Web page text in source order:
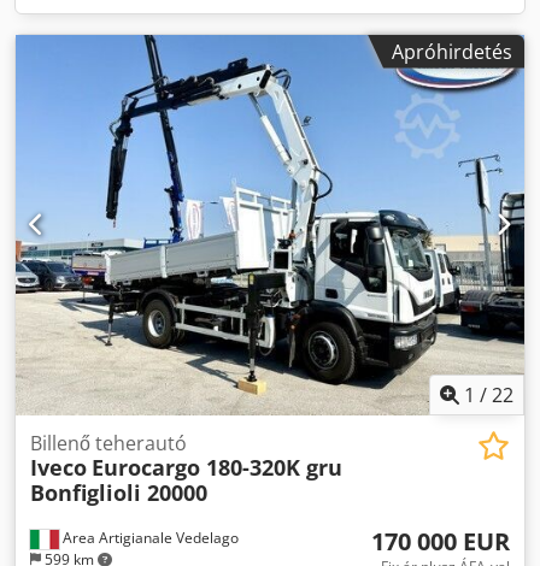
Apróhirdetés
1 /22
Area Artigianale Vedelago
599 km
Billenő teherautó
Iveco Eurocargo 180-320K gru
Bonfiglioli 20000
170 000 EUR